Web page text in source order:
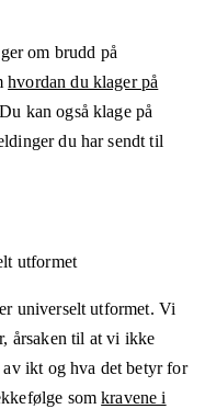
om brudd på
hvordan du klager på
kan også klage på
du har sendt til
utformet
universelt utformet. Vi
årsaken til at vi ikke
ikt og hva det betyr for
somkravene i